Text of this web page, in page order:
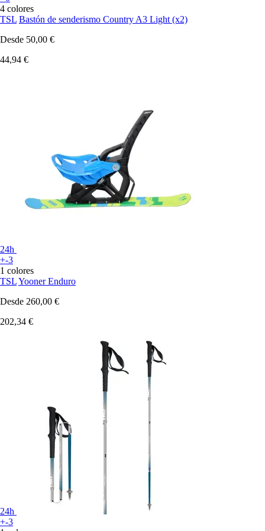
4 colores
TSL Bastón de senderismo Country A3 Light (x2)
Desde 50,00 €
44,94 €
24h
+-3
1 colores
TSLYooner Enduro
Desde 260,00 €
202,34 €
24h
+-3